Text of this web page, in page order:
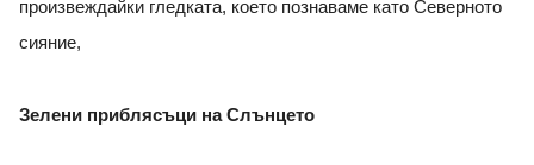
произвеждайки гледката, което познаваме като Северното
сияние,
Зелени приблясъци на Слънцето